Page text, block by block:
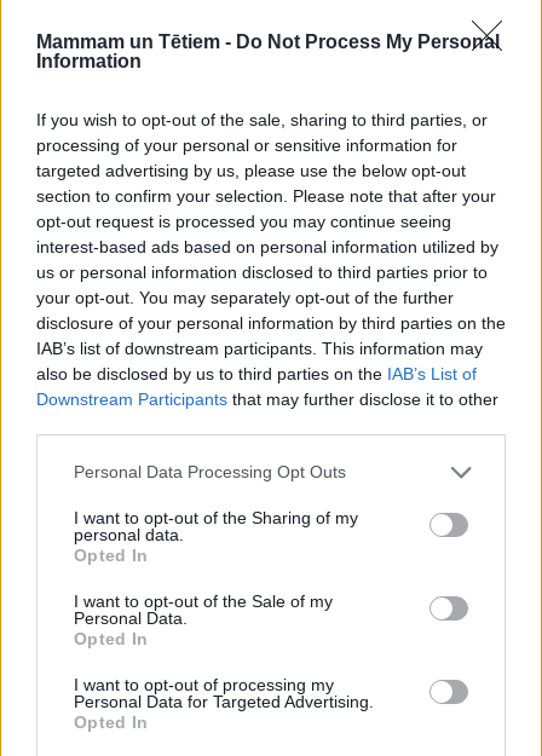
Mammam un Tētiem - Do Not Process My Personal
Information
If you wish to opt-out of the sale, sharing to third parties, or
processing of your personal or sensitive information for
targeted advertising by us, please use the below opt-out
section to confirm your selection. Please note that after your
opt-out request is processed you may continue seeing
interest-based ads based on personal information utilized by
us or personal information disclosed to third parties prior to
your opt-out. You may separately opt-out of the further
disclosure of your personal information by third parties on the
IAB’s list of downstream participants. This information may
also be disclosed by us to third parties on the IAB’s List of
Downstream Participants that may further disclose it to other
Personal Data Processing Opt Outs
I want to opt-out of the Sharing of my
personal data.
Opted In
I want to opt-out of the Sale of my
Personal Data.
Opted In
I want to opt-out of processing my
Personal Data for Targeted Advertising.
Opted In
“laimes hormonu”) ražošana smadzenēs viņiem ir
par 52 % lielāka nekā sievietēm. Līdz ar to sievietes
arī var būt viens no demences veicinātājiem.
Džona Hopkinsa (Johns Hopkins) universitātes
pētnieki atklāja, ka pacientiem ar Alcheimera
slimību un smagu kognitīvo spēju pasliktināšanos ir
ievērojami samazinājies serotonīna neironu skaits.
Tādēļ viņi sliecas domāt, ka tieši tas var būt slimības
izraisītājs. Tas nozīmē, ka atrodot veidus, kā novērst
Alcheimera slimības un citu demences veidu
progresēšanu.
Līdztekus tam demences pētnieki analizē arī citu
hormonu izmaiņu korelāciju ar šo slimību.
Statistika atklāj, ka demence vairāk skar tieši
sievietes. Analizējot, piemēram, Alcheimera